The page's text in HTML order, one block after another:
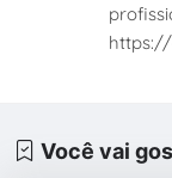
Você vai